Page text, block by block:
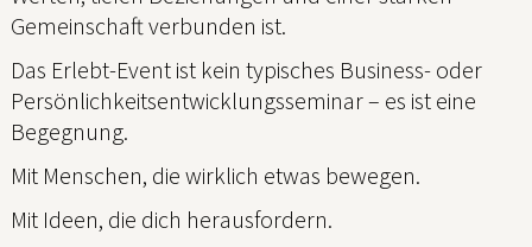
Gemeinschaft verbunden ist.
Das Erlebt-Event ist kein typisches Business- oder
Persönlichkeitsentwicklungsseminar – es ist eine
Begegnung.
Mit Menschen, die wirklich etwas bewegen.
Mit Ideen, die dich herausfordern.